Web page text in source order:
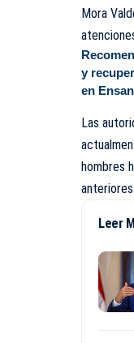
Mora
y
en
Las
hombres
anteriores.
Leer